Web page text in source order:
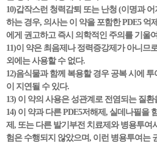
10)갑작스런 청력감퇴 또는 난청 (이명과
하는 경우, 의사는 이 약을 포함한 PDE5 억
에게 권고하고 즉시 의학적인 주의를 기울
11)이 약은 최음제나 정력증강제가 아니므
외에는 사용할 수 없다.
12)음식물과 함께 복용할 경우 공복 시에
이 지연될 수 있다.
13) 이 약의 사용은 성관계로 전염되는 질
14) 이 약과 다른 PDE5저해제, 실데나필을
제, 또는 다른 발기부전 치료제와 병용투여
험은 수행되지 않았으며, 이런 병용투여는